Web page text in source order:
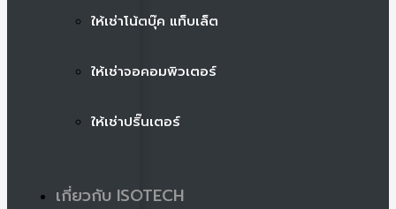
ให้เช่าโน้ตบุ๊ค แท็บเล็ต
ให้เช่าจอคอมพิวเตอร์
ให้เช่าปริ๊นเตอร์
เกี่ยวกับ ISOTECH